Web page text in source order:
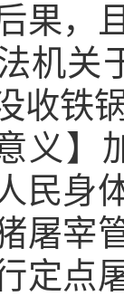
果，
机关
收铁
义
民身
屠宰
定点